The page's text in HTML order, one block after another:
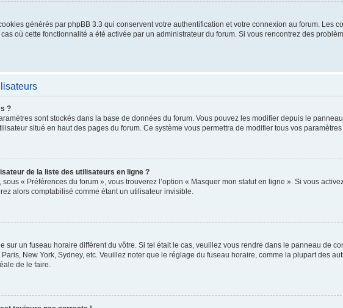
générés par phpBB 3.3 qui conservent votre authentification et votre connexion au forum. Les
où cette fonctionnalité a été activée par un administrateur du forum. Si vous rencontrez des
?
sont stockés dans la base de données du forum. Vous pouvez les modifier depuis le
situé en haut des pages du forum. Ce système vous permettra de modifier tous vos
de la liste des utilisateurs en ligne ?
« Préférences du forum », vous trouverez l’option « Masquer mon statut en ligne ». Si vous
alors comptabilisé comme étant un utilisateur invisible.
sur un fuseau horaire différent du vôtre. Si tel était le cas, veuillez vous rendre dans le panneau de
New York, Sydney, etc. Veuillez noter que le réglage du fuseau horaire, comme la plupart des
de le faire.